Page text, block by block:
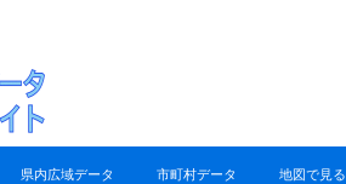
県内広域データ 市町村データ 地図で見る